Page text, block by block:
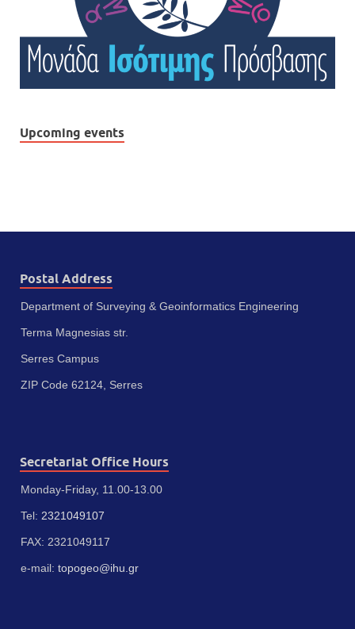
Upcoming events
Postal Address
Department of Surveying & Geoinformatics Engineering
Terma Magnesias str.
Serres Campus
ZIP Code 62124, Serres
Secretariat Office Hours
Monday-Friday, 11.00-13.00
Tel: 2321049107
FAX: 2321049117
e-mail: topogeo@ihu.gr